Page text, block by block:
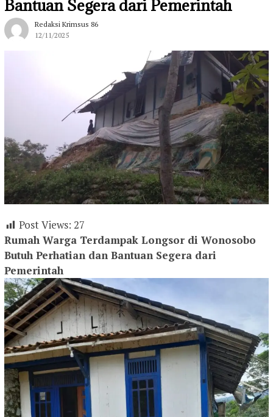
Bantuan Segera dari Pemerintah
Redaksi Krimsus 86
12/11/2025
Post Views: 27
Rumah Warga Terdampak Longsor di Wonosobo
Butuh Perhatian dan Bantuan Segera dari
Pemerintah